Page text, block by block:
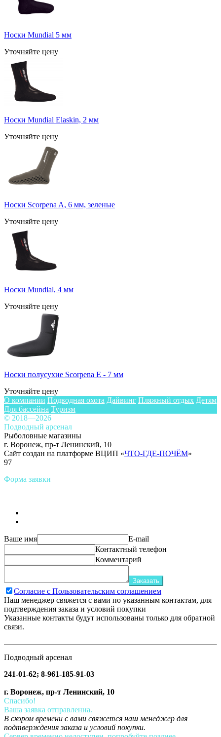
Носки Mundial 5 мм
Уточняйте цену
Носки Mundial Elaskin, 2 мм
Уточняйте цену
Носки Scorpena A, 6 мм, зеленые
Уточняйте цену
Носки Mundial, 4 мм
Уточняйте цену
Носки полусухие Scorpena E - 7 мм
Уточняйте цену
О компании Подводная охота Дайвинг Пляжный отдых Детям
Для бассейна Туризм
© 2018—2026
Подводный арсенал
Рыболовные магазины
г. Воронеж, пр-т Ленинский, 10
Сайт создан на платформе ВЦИП «ЧТО-ГДЕ-ПОЧЁМ»
97
Форма заявки
Ваше имя
E-mail
Контактный телефон
Комментарий
Заказать
Согласие с Пользовательским соглашением
Наш менеджер свяжется с вами по указанным контактам, для
подтверждения заказа и условий покупки
Указанные контакты будут использованы только для обратной
связи.
Подводный арсенал
241-01-62; 8-961-185-91-03
г. Воронеж, пр-т Ленинский, 10
Спасибо!
Ваша заявка отправленна.
В скором времени с вами свяжется наш менеджер для
подтверждения заказа и условий покупки.